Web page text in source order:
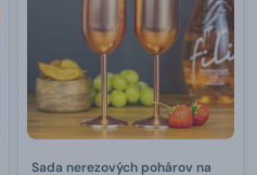
Sada nerezových pohárov na